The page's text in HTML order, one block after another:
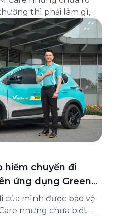
thì phải làm gì,
chứng nhận bảo hiểm
tổng hợp đầy đủ các
về quy trình bồi
Green […]
hiểm chuyến đi
ứng dụng Green
của mình được bảo vệ
nhưng chưa biết